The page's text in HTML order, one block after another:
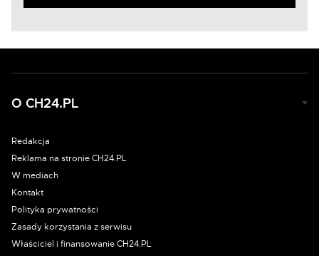
O CH24.PL
Redakcja
Reklama na stronie CH24.PL
W mediach
Kontakt
Polityka prywatności
Zasady korzystania z serwisu
Właściciel i finansowanie CH24.PL